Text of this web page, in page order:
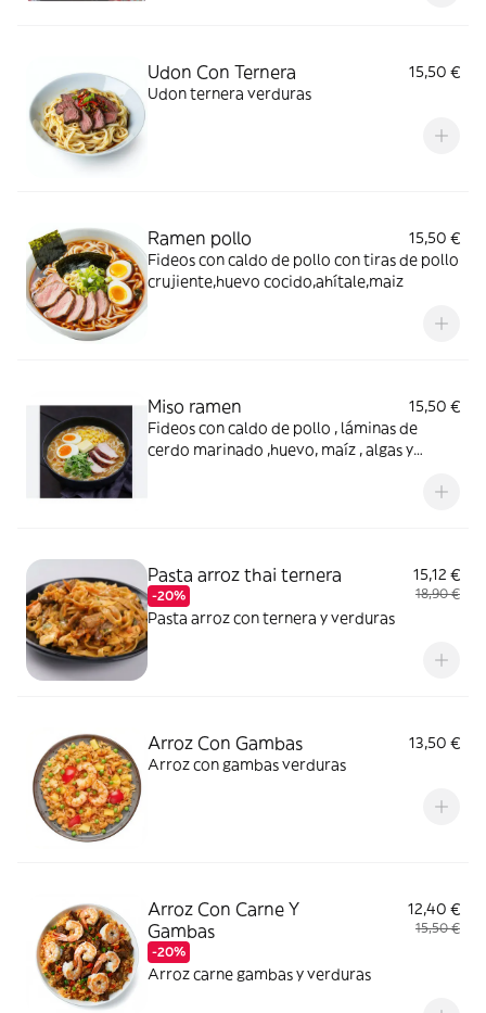
Udon Con Ternera
15,50 €
Udon ternera verduras
Ramen pollo
15,50 €
Fideos con caldo de pollo con tiras de pollo
crujiente,huevo cocido,ahítale,maiz
Miso ramen
15,50 €
Fideos con caldo de pollo , láminas de
cerdo marinado ,huevo, maíz , algas y
Pasta arroz thai ternera
-20%
15,12 €
18,90 €
Pasta arroz con ternera y verduras
Arroz Con Gambas
13,50 €
Arroz con gambas verduras
Arroz Con Carne Y
Gambas
-20%
12,40 €
15,50 €
Arroz carne gambas y verduras